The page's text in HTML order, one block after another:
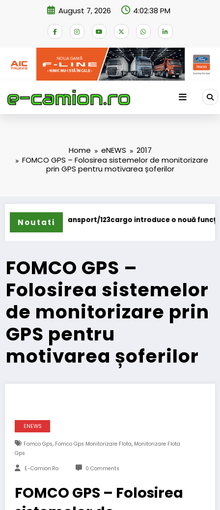
August 7, 2026 4:02:39 PM
Home eNEWS
2017
FOMCO GPS – Folosirea sistemelor de monitorizare
prin GPS pentru motivarea șoferilor
Noutati
123cargo introduce o nouă funcționalitateDaimler Truck
FOMCO GPS –
Folosirea sistemelor
de monitorizare prin
GPS pentru
motivarea șoferilor
ENEWS
Fomco Gps, Fomco Gps Monitorizare Flota, Monitorizare Flota
Gps
E-Camion.ro 0 Comments
FOMCO GPS – Folosirea